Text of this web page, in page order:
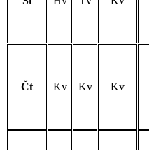
Čt Kv Kv Kv